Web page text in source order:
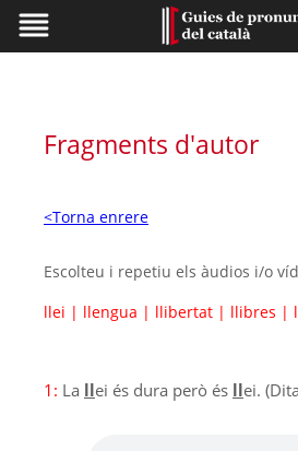
Fragments d'autor
<Torna enrere
Escolteu i repetiu els àudios i/o
llei | llengua | llibertat | llibres |
1: La llei és dura però és llei.